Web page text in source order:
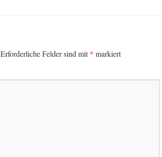
Erforderliche Felder sind mit* markiert